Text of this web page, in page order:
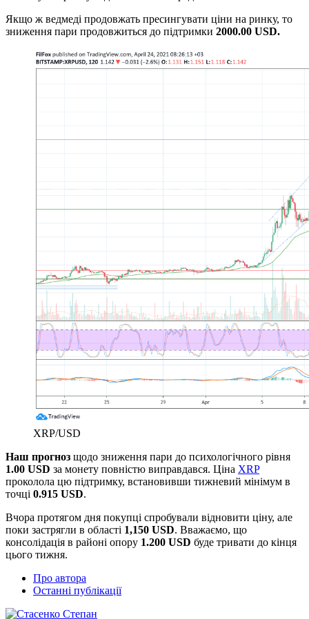
Якщо ж ведмеді продовжать пресингувати ціни на ринку, то
зниження пари продовжиться до підтримки 2000.00 USD.
XRP/USD
Наш прогноз щодо зниження пари до психологічного рівня
1.00 USD за монету повністю виправдався. Ціна XRP
проколола цю підтримку, встановивши тижневий мінімум в
точці 0.915 USD.
Вчора протягом дня покупці спробували відновити ціну, але
поки застрягли в області 1,150 USD. Вважаємо, що
консолідація в районі опору 1.200 USD буде тривати до кінця
цього тижня.
Про автора
Останні публікації